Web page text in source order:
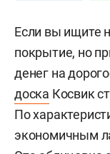
Если вы ищите
покрытие, но
денег на
доска Косвик
По
экономичным